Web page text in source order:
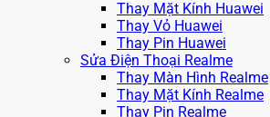
Thay Mặt Kính Huawei
Thay Vỏ Huawei
Thay Pin Huawei
Sửa Điện Thoại Realme
Thay Màn Hình Realme
Thay Mặt Kính Realme
Thay Pin Realme